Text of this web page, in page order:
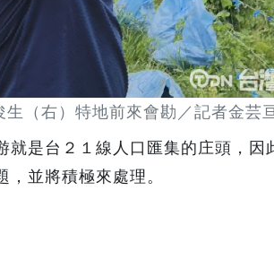
（右）特地前來會勘／記者金芸
是台２１線人口匯集的庄頭，因
並將積極來處理。